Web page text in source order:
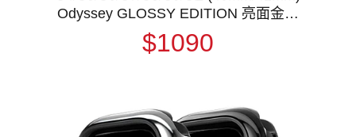
Odyssey GLOSSY EDITION 亮面金屬
保護殼 保護套 軍規防摔 防摔防撞
$1090